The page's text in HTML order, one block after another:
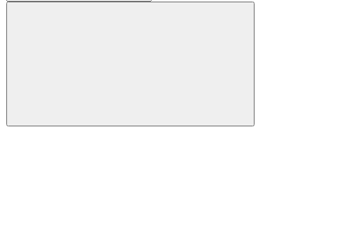
Buscar